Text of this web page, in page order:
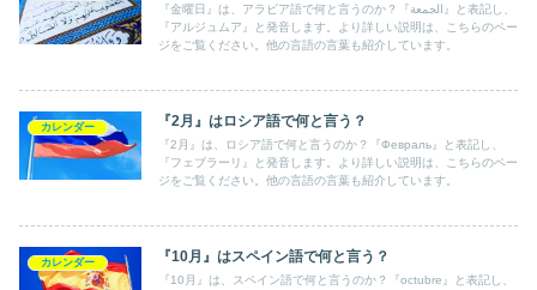
『金曜日』は、アラビア語で何と言うのか？『الجمعة』と表記し、
『アルジュムア』と発音します。より詳しい説明は、こちらのペー
ジをご覧ください。他の言語の言葉も紹介しています。
カレンダー 『2月』はロシア語で何と言う？
『2月』は、ロシア語で何と言うのか？『Февраль』と表記し、
『フェブラーリ』と発音します。より詳しい説明は、こちらのペー
ジをご覧ください。他の言語の言葉も紹介しています。
カレンダー 『10月』はスペイン語で何と言う？
『10月』は、スペイン語で何と言うのか？『octubre』と表記し、